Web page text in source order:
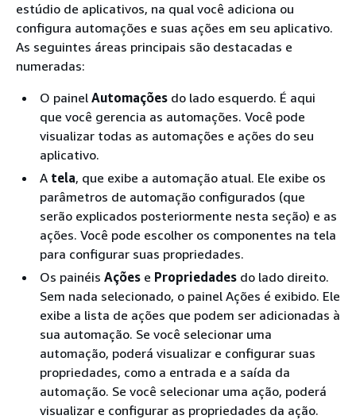
estúdio de aplicativos, na qual você adiciona ou
configura automações e suas ações em seu aplicativo.
As seguintes áreas principais são destacadas e
numeradas:
O painel Automações do lado esquerdo. É aqui
que você gerencia as automações. Você pode
visualizar todas as automações e ações do seu
aplicativo.
A tela, que exibe a automação atual. Ele exibe os
parâmetros de automação configurados (que
serão explicados posteriormente nesta seção) e as
ações. Você pode escolher os componentes na tela
para configurar suas propriedades.
Os painéis Ações e Propriedades do lado direito.
Sem nada selecionado, o painel Ações é exibido. Ele
exibe a lista de ações que podem ser adicionadas à
sua automação. Se você selecionar uma
automação, poderá visualizar e configurar suas
propriedades, como a entrada e a saída da
automação. Se você selecionar uma ação, poderá
visualizar e configurar as propriedades da ação.